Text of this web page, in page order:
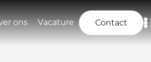
ons Vacature Contact